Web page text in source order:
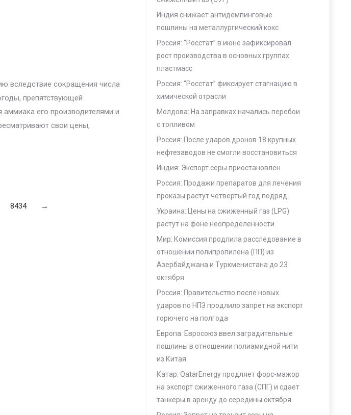
вследствие сокращения числа
препятствующей
его производителями и
свои цены,
8434 →
Индия снижает антидемпинговые
пошлины на металлургический кокс
Россия: “Росстат” в июне зафиксировал
рост производства в основных группах
пластмасс
Россия: “Росстат” фиксирует стагнацию в
химической отрасли
Молдова: На заправках начались перебои
с топливом
Россия: После ударов дронов 18 крупных
нефтезаводов не смогли восстановиться
Индия: Экспорт серы приостановлен
Россия: Продажи препаратов для лечения
проказы растут четвертый год подряд
Украина: Цены на сжиженный газ (LPG)
растут на фоне неопределенности
Мир: Комиссия продлила расследование в
отношении полипропилена (ПП) из
Азербайджана и Туркменистана до 23
октября
Россия: Правительство после новых
ударов по НПЗ продлило запрет на экспорт
горючего на полгода
Европа: Евросоюз ввел заградительные
пошлины в отношении полиамидной нити
из Китая
Катар: QatarEnergy продляет форс-мажор
на экспорт сжиженного газа (СПГ) и сдает
танкеры в аренду до середины октября